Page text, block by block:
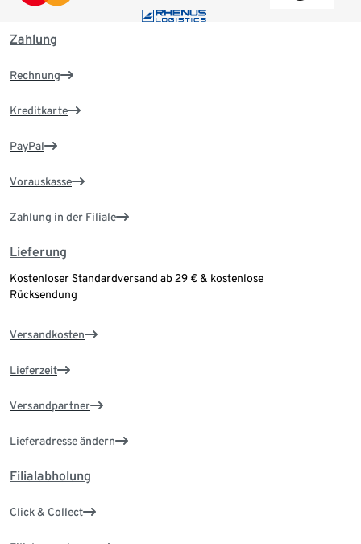
Zahlung
Rechnung
Kreditkarte
PayPal
Vorauskasse
Zahlung in der Filiale
Lieferung
Kostenloser Standardversand ab 29 € & kostenlose
Rücksendung
Versandkosten
Lieferzeit
Versandpartner
Lieferadresse ändern
Filialabholung
Click & Collect